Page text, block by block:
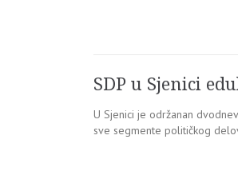
SDP u Sjenici
U Sjenici je održanan
sve segmente političkog